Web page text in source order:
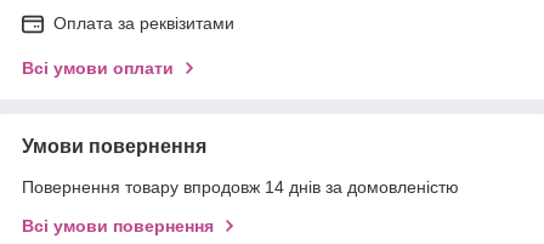
Оплата за реквізитами
Всі умови оплати
Умови повернення
Повернення товару впродовж 14 днів за домовленістю
Всі умови повернення